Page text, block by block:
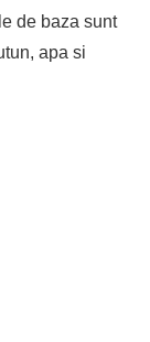
de baza sunt
apa si